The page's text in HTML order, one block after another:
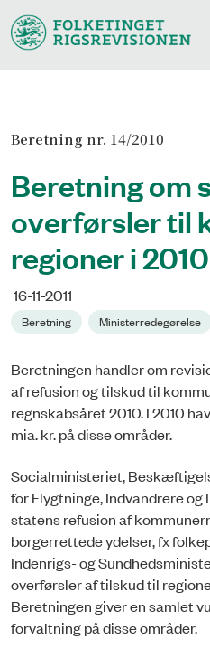
Beretning nr. 14/2010
Beretning om
overførsler til
regioner i 2010
16-11-2011
Beretning Ministerredegørelse
Beretningen handler om
af refusion og tilskud til
regnskabsåret 2010. I 2010
mia. kr. på disse områder.
Socialministeriet,
for Flygtninge, Indvandrere
statens refusion af
borgerrettede ydelser, fx
Indenrigs- og
overførsler af tilskud til
Beretningen giver en samlet
forvaltning på disse områder.